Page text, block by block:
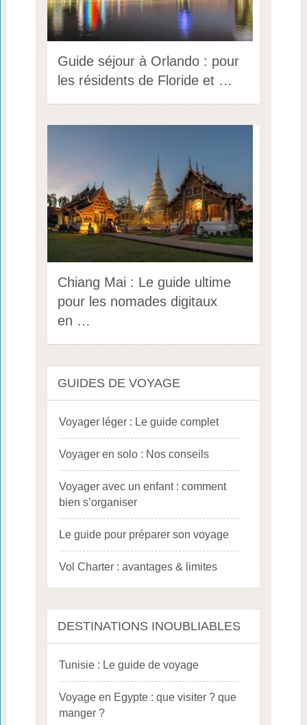
Guide séjour à Orlando : pour
les résidents de Floride et …
Chiang Mai : Le guide ultime
pour les nomades digitaux
en …
GUIDES DE VOYAGE
Voyager léger : Le guide complet
Voyager en solo : Nos conseils
Voyager avec un enfant : comment
bien s’organiser
Le guide pour préparer son voyage
Vol Charter : avantages & limites
DESTINATIONS INOUBLIABLES
Tunisie : Le guide de voyage
Voyage en Egypte : que visiter ? que
manger ?